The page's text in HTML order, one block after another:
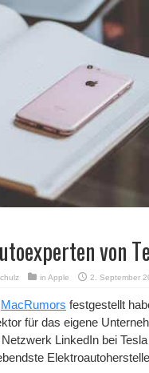
von
in Apple 2. September
MacRumors festgestellt
für das eigene
LinkedIn bei